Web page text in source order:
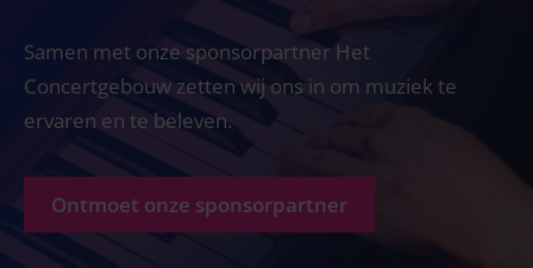
Samen met onze sponsorpartner Het
Concertgebouw zetten wij ons in om muziek te
ervaren en te beleven.
Ontmoet onze sponsorpartner